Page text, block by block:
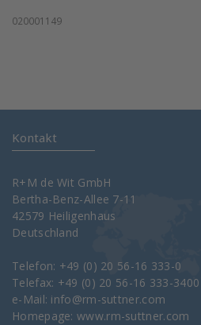
020001149
Kontakt
R+M de Wit GmbH
Bertha-Benz-Allee 7-11
42579 Heiligenhaus
Deutschland
Telefon: +49 (0) 20 56-16 333-0
Telefax: +49 (0) 20 56-16 333-3400
e-Mail: info@rm-suttner.com
Homepage:www.rm-suttner.com